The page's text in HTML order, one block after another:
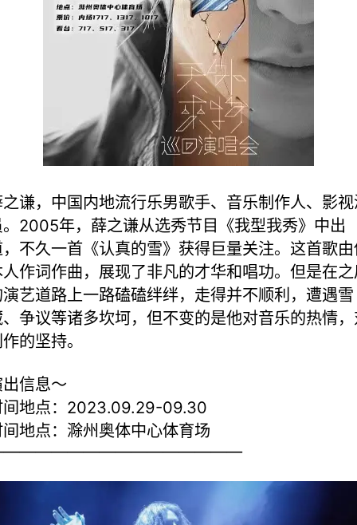
谦，中国内地流行乐男歌手、音乐制作人、影
2005年，薛之谦从选秀节目《我型我秀》中出
不久一首《认真的雪》获得巨量关注。这首歌
作词作曲，展现了非凡的才华和唱功。但是在
艺道路上一路磕磕绊绊，走得并不顺利，遭遇雪
争议等诸多坎坷，但不变的是他对音乐的热情
的坚持。
信息～
间地点：2023.09.29-09.30
地点：滁州奥体中心体育场